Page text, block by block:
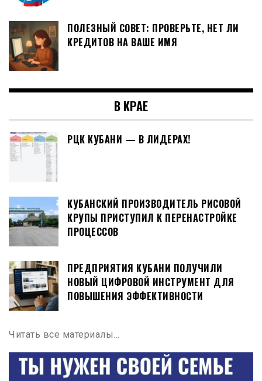
ПОЛЕЗНЫЙ СОВЕТ: ПРОВЕРЬТЕ, НЕТ ЛИ
КРЕДИТОВ НА ВАШЕ ИМЯ
В КРАЕ
РЦК КУБАНИ — В ЛИДЕРАХ!
КУБАНСКИЙ ПРОИЗВОДИТЕЛЬ РИСОВОЙ
КРУПЫ ПРИСТУПИЛ К ПЕРЕНАСТРОЙКЕ
ПРОЦЕССОВ
ПРЕДПРИЯТИЯ КУБАНИ ПОЛУЧИЛИ
НОВЫЙ ЦИФРОВОЙ ИНСТРУМЕНТ ДЛЯ
ПОВЫШЕНИЯ ЭФФЕКТИВНОСТИ
Читать все материалы…